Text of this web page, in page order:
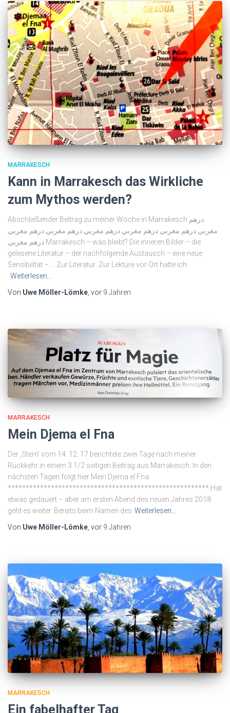
MARRAKESCH
Kann in Marrakesch das Wirkliche
zum Mythos werden?
Abschließender Beitrag zu meiner Woche in Marrakesch درهم
مغربي درهم مغربي درهم مغربي درهم مغربي درهم مغربي درهم مغربي
درهم مغربي Marrakesch – was bleibt? Die inneren Bilder – die
gelesene Literatur – der nachfolgende Austausch – eine neue
Sensibilität – … Zur Literatur: Zur Lektüre vor Ort hatte ich
Weiterlesen…
Von Uwe Möller-Lömke , vor 9 Jahren
MARRAKESCH
Mein Djema el Fna
Der ‚Stern‘ vom 14. 12. 17 berichtete zwei Tage nach meiner
Rückkehr in einem 3 1/2 seitigen Beitrag aus Marrakesch. In den
nächsten Tagen folgt hier Mein Djema el Fna.
******************************************************** Hat
etwas gedauert – aber am ersten Abend des neuen Jahres 2018
geht es weiter. Bereits beim Namen des Weiterlesen…
Von Uwe Möller-Lömke, vor 9 Jahren
MARRAKESCH
Ein fabelhafter Tag